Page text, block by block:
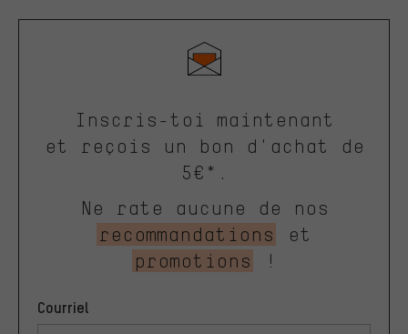
Inscris-toi maintenant
et reçois un bon d'achat de
5€*.
Ne rate aucune de nos
recommandations
et
promotions
!
Courriel